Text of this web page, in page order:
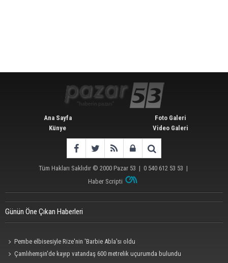
Ana Sayfa
Künye
Foto Galeri
Video Galeri
Tüm Hakları Saklıdır © 2000 Pazar 53 | 0 540 612 53 53 |
Haber Scripti
Günün Öne Çıkan Haberleri
Pembe elbisesiyle Rize'nin 'Barbie Abla'sı oldu
Çamlıhemşin'de kayıp vatandaş 600 metrelik uçurumda bulundu